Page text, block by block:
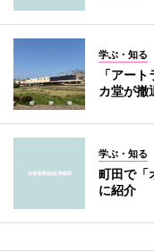
学ぶ・知る
「アー
カ堂が撤
学ぶ・知る
町田で「
に紹介